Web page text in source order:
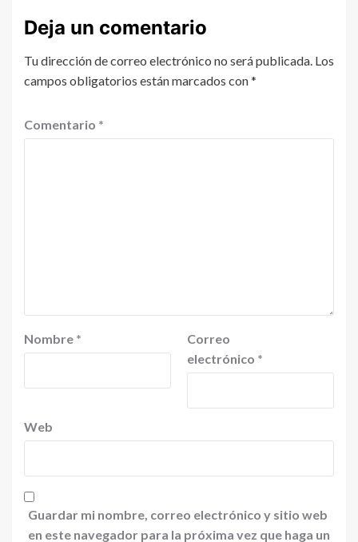
Deja un comentario
Tu dirección de correo electrónico no será publicada. Los
campos obligatorios están marcados con*
Comentario *
Nombre *
Correo
electrónico *
Web
Guardar mi nombre, correo electrónico y sitio web
en este navegador para la próxima vez que haga un